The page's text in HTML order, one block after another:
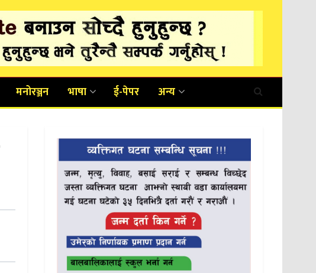
मनोरञ्जन भाषा ई-पेपर अन्य